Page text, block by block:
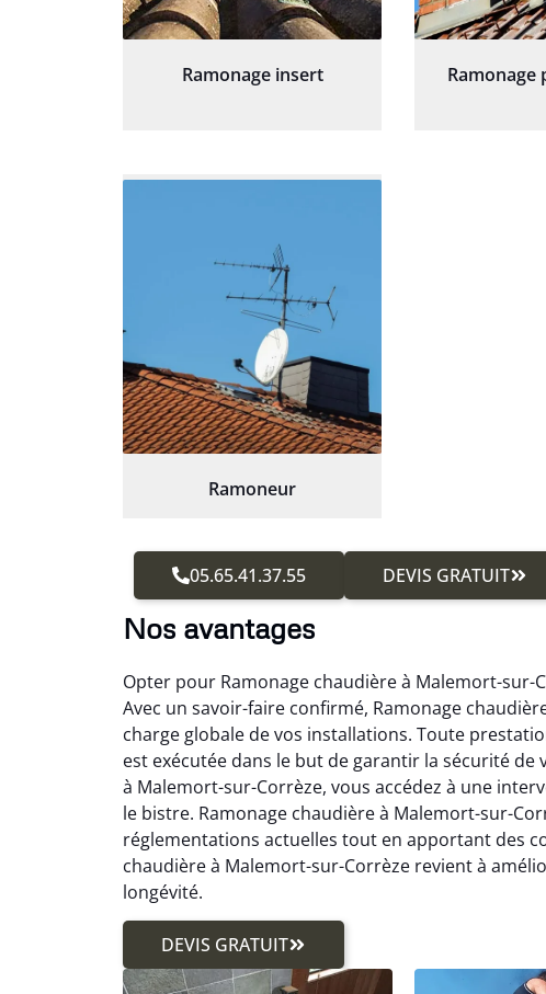
Ramonage insert Ramonage
Ramoneur
05.65.41.37.55 DEVIS GRATUIT
Nos avantages
Opter pour Ramonage chaudière à Malemort-
Avec un savoir-faire confirmé, Ramonage
charge globale de vos installations. Toute
est exécutée dans le but de garantir la sécurité
à Malemort-sur-Corrèze, vous accédez à une
le bistre. Ramonage chaudière à Malemort-sur-
réglementations actuelles tout en apportant des
chaudière à Malemort-sur-Corrèze revient à
longévité.
DEVIS GRATUIT